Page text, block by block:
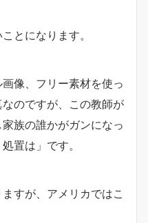
とになります。
像、フリー素材を使っ
のですが、この教師が
族の誰かがガンになっ
置は」です。
すが、アメリカではこ